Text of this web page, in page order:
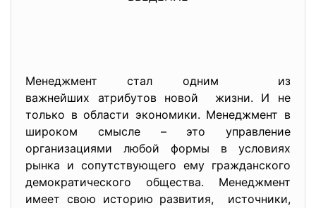
Менеджмент стал одним из
важнейших атрибутов новой жизни. И не
только в области экономики. Менеджмент в
широком смысле – это управление
организациями любой формы в условиях
рынка и сопутствующего ему гражданского
демократического общества. Менеджмент
имеет свою историю развития, источники,